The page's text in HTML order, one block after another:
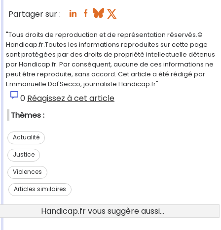
Partager sur :
"Tous droits de reproduction et de représentation réservés.©
Handicap.fr.Toutes les informations reproduites sur cette page
sont protégées par des droits de propriété intellectuelle détenus
par Handicap.fr. Par conséquent, aucune de ces informations ne
peut être reproduite, sans accord. Cet article a été rédigé par
Emmanuelle Dal'Secco, journaliste Handicap.fr"
0 Réagissez à cet article
Thèmes :
Actualité
Justice
Violences
Articles similaires
Handicap.fr vous suggère aussi...